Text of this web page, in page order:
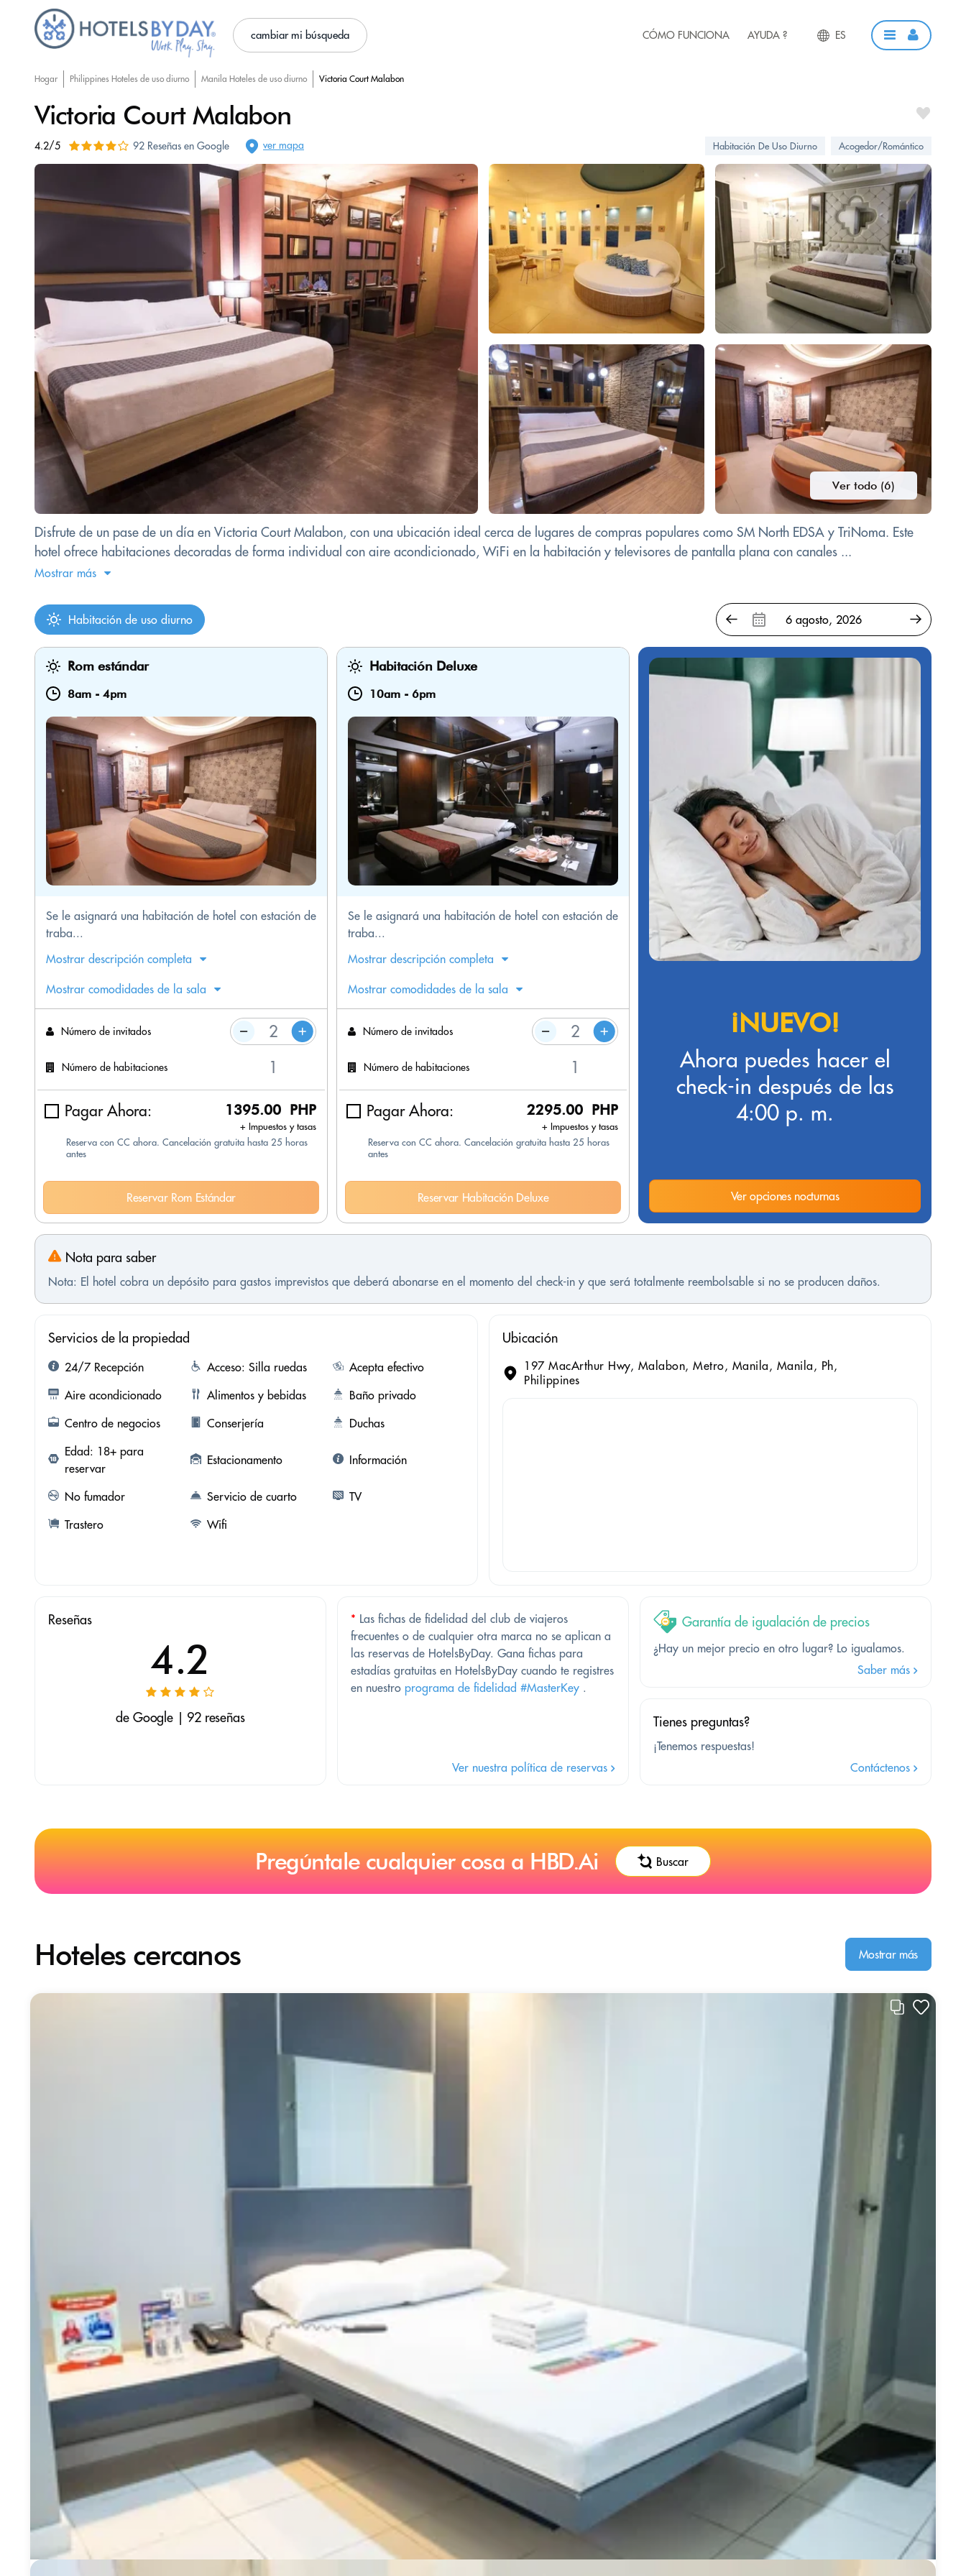
cambiar mi búsqueda CÓMO FUNCIONA AYUDA ? ES
Hogar Philippines Hoteles de uso diurno Manila Hoteles de uso diurno Victoria Court Malabon
Victoria Court Malabon
4.2/5 92 Reseñas en Google ver mapa Habitación De Uso Diurno Acogedor/Romántico
Ver todo (6)
Disfrute de un pase de un día en Victoria Court Malabon, con una ubicación ideal cerca de lugares de compras populares como SM North EDSA y TriNoma. Este
hotel ofrece habitaciones decoradas de forma individual con aire acondicionado, WiFi en la habitación y televisores de pantalla plana con canales ...
Mostrar más
Habitación de uso diurno
Rom estándar
8am - 4pm
Se le asignará una habitación de hotel con estación de
traba...
Mostrar descripción completa
Mostrar comodidades de la sala
Número de invitados
Número de habitaciones
Pagar Ahora: 1395.00 PHP
+ Impuestos y tasas
Reserva con CC ahora. Cancelación gratuita hasta 25 horas
antes
Reservar Rom Estándar
Habitación Deluxe
10am - 6pm
Se le asignará una habitación de hotel con estación de
traba...
Mostrar descripción completa
Mostrar comodidades de la sala
Número de invitados
Número de habitaciones
Pagar Ahora: 2295.00 PHP
+ Impuestos y tasas
Reserva con CC ahora. Cancelación gratuita hasta 25 horas
antes
Reservar Habitación Deluxe
¡NUEVO!
Ahora puedes hacer el
check-in después de las
4:00 p. m.
Ver opciones nocturnas
Nota para saber
Nota: El hotel cobra un depósito para gastos imprevistos que deberá abonarse en el momento del check-in y que será totalmente reembolsable si no se producen daños.
Servicios de la propiedad
24/7 Recepción Acceso: Silla ruedas
Acepta efectivo
Aire acondicionado
Alimentos y bebidas
Baño privado
Centro de negocios
Conserjería
Duchas
Edad: 18+ para
reservar
Estacionamento Información
No fumador Servicio de cuarto
TV
Trastero
Wifi
Ubicación
197 MacArthur Hwy, Malabon, Metro, Manila, Manila, Ph,
Philippines
Reseñas
4.2
de Google | 92 reseñas
* Las fichas de fidelidad del club de viajeros
frecuentes o de cualquier otra marca no se aplican a
las reservas de HotelsByDay. Gana fichas para
estadías gratuitas en HotelsByDay cuando te registres
en nuestro programa de fidelidad #MasterKey .
Ver nuestra política de reservas
Garantía de igualación de precios
¿Hay un mejor precio en otro lugar? Lo igualamos.
Saber más
Tienes preguntas?
¡Tenemos respuestas!
Contáctenos
Pregúntale cualquier cosa a HBD.Ai Buscar
Hoteles cercanos Mostrar más